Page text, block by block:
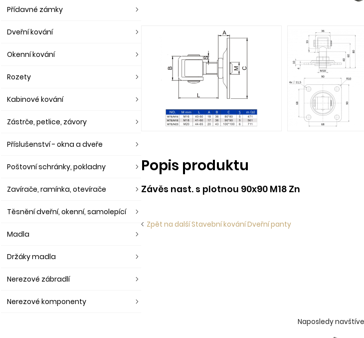
Popis produktu
Závěs nast. s plotnou 90x90 M18 Zn
Zpět na další Stavební kování Dveřní panty
Přídavné zámky
Dveřní kování
Okenní kování
Rozety
Kabinové kování
Zástrče, petlice, závory
Příslušenství - okna a dveře
Poštovní schránky, pokladny
Zavírače, ramínka, otevírače
Těsnění dveřní, okenní, samolepící
Madla
Držáky madla
Nerezové zábradlí
Nerezové komponenty
Naposledy